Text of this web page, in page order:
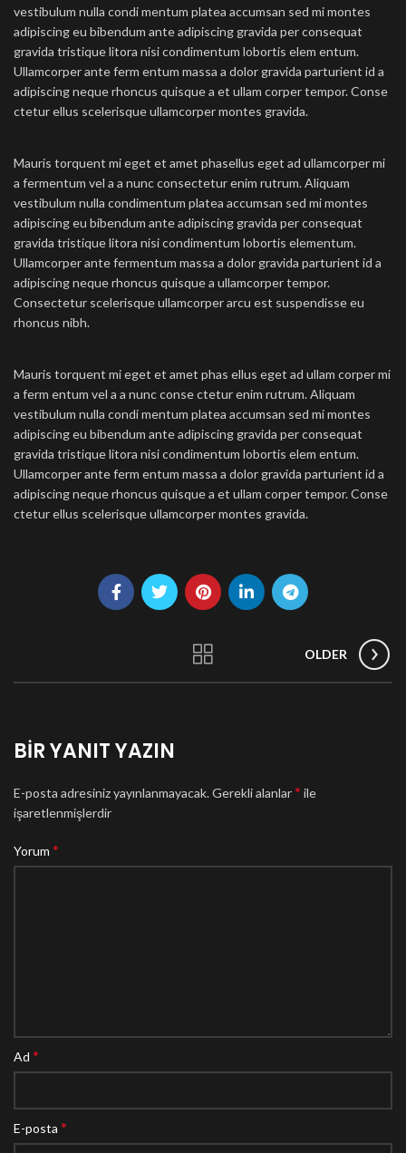
vestibulum nulla condi mentum platea accumsan sed mi montes
adipiscing eu bibendum ante adipiscing gravida per consequat
gravida tristique litora nisi condimentum lobortis elem entum.
Ullamcorper ante ferm entum massa a dolor gravida parturient id a
adipiscing neque rhoncus quisque a et ullam corper tempor. Conse
ctetur ellus scelerisque ullamcorper montes gravida.
Mauris torquent mi eget et amet phasellus eget ad ullamcorper mi
a fermentum vel a a nunc consectetur enim rutrum. Aliquam
vestibulum nulla condimentum platea accumsan sed mi montes
adipiscing eu bibendum ante adipiscing gravida per consequat
gravida tristique litora nisi condimentum lobortis elementum.
Ullamcorper ante fermentum massa a dolor gravida parturient id a
adipiscing neque rhoncus quisque a ullamcorper tempor.
Consectetur scelerisque ullamcorper arcu est suspendisse eu
rhoncus nibh.
Mauris torquent mi eget et amet phas ellus eget ad ullam corper mi
a ferm entum vel a a nunc conse ctetur enim rutrum. Aliquam
vestibulum nulla condi mentum platea accumsan sed mi montes
adipiscing eu bibendum ante adipiscing gravida per consequat
gravida tristique litora nisi condimentum lobortis elem entum.
Ullamcorper ante ferm entum massa a dolor gravida parturient id a
adipiscing neque rhoncus quisque a et ullam corper tempor. Conse
ctetur ellus scelerisque ullamcorper montes gravida.
OLDER
BIR YANIT YAZIN
E-posta adresiniz yayınlanmayacak.Gerekli alanlar* ile
işaretlenmişlerdir
Yorum *
Ad *
E-posta *